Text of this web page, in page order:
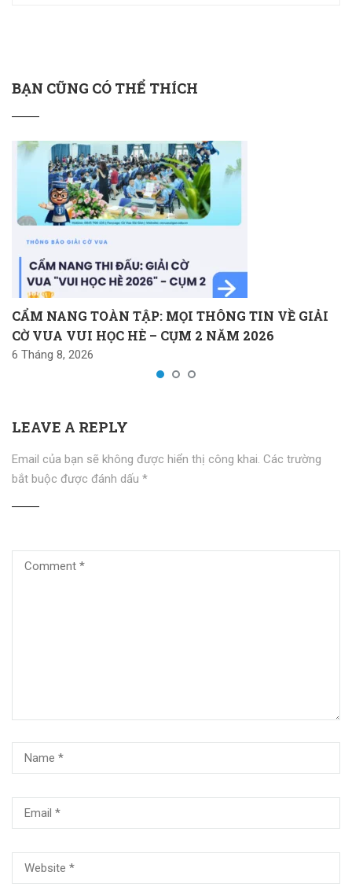
BẠN CŨNG CÓ THỂ THÍCH
CẨM NANG TOÀN TẬP: MỌI THÔNG TIN VỀ GIẢI
CỜ VUA VUI HỌC HÈ – CỤM 2 NĂM 2026
6 Tháng 8, 2026
LEAVE A REPLY
Email của bạn sẽ không được hiển thị công khai. Các trường
bắt buộc được đánh dấu *